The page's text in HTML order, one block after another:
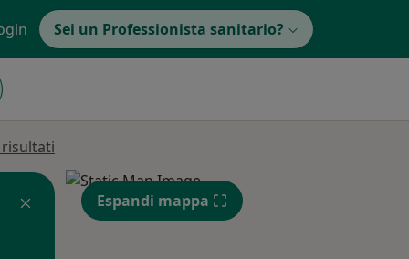
Sei un Professionista sanitario?
Espandi mappa